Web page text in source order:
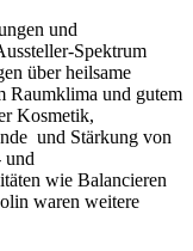
und
Spektrum
über heilsame
Raumklima und gutem
Kosmetik,
und Stärkung von
und
wie Balancieren
waren weitere